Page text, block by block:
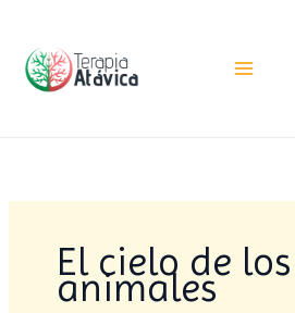
contenido
El cielo de los
animales